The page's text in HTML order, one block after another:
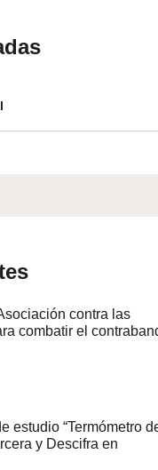
contra las
combatir el
estudio “Termómetro
y Descifra en